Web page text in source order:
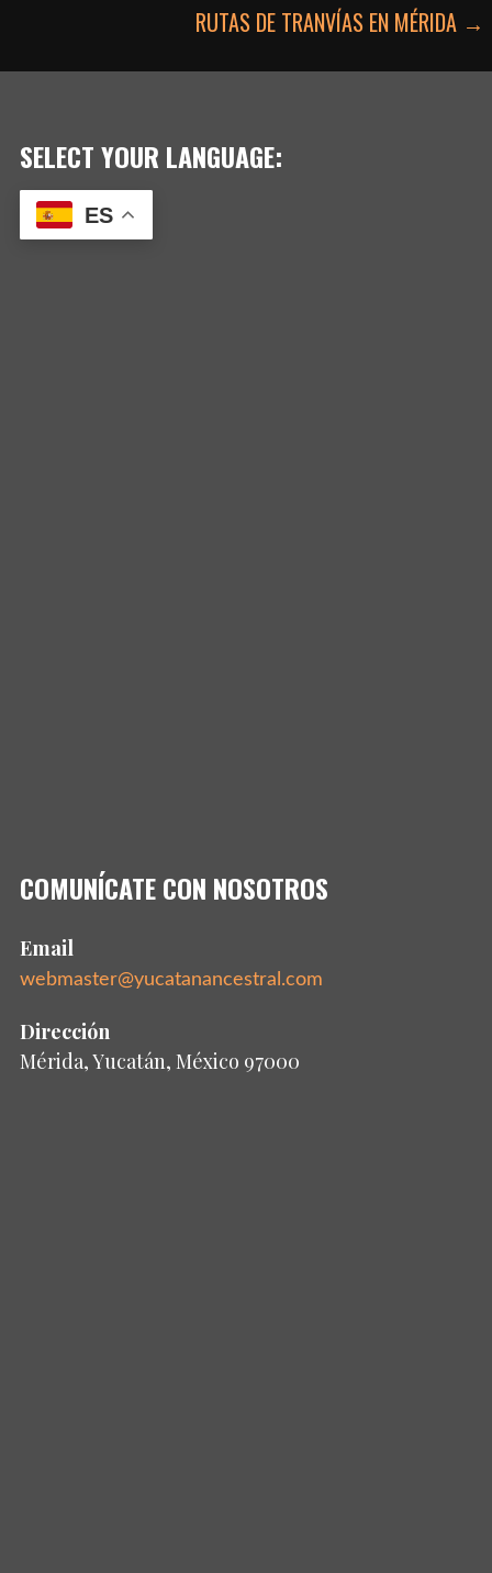
RUTAS DE TRANVÍAS EN MÉRIDA →
SELECT YOUR LANGUAGE:
ES
COMUNÍCATE CON NOSOTROS
Email
webmaster@yucatanancestral.com
Dirección
Mérida, Yucatán, México 97000